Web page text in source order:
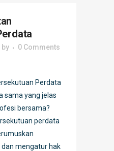
by
0 Comments
Perdata
sama yang jelas
bersama?
perdata
mengatur hak